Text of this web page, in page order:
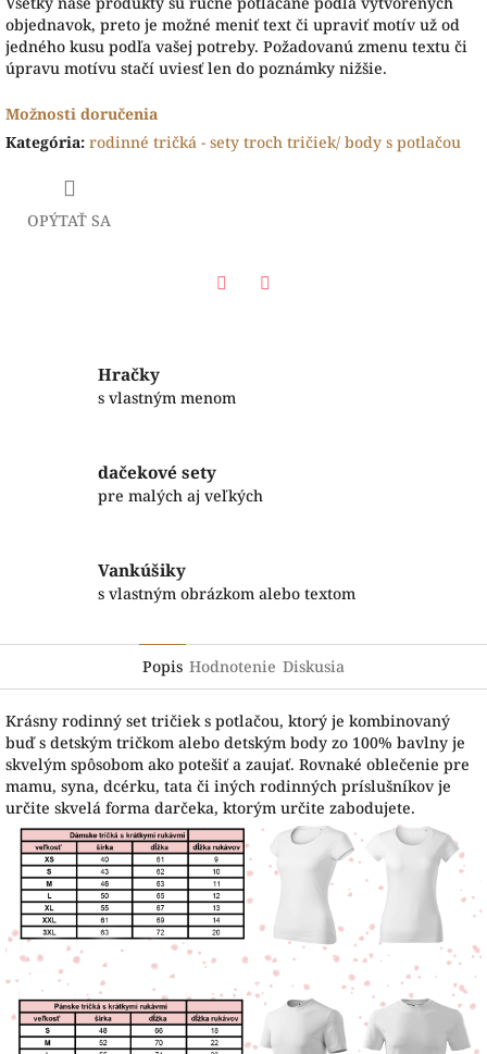
objednavok, preto je možné meniť text či upraviť motív už od
jedného kusu podľa vašej potreby. Požadovanú zmenu textu či
úpravu motívu stačí uviesť len do poznámky nižšie.
Možnosti doručenia
Kategória: rodinné tričká - sety troch tričiek/ body s potlačou
OPÝTAŤ SA
Hračky
s vlastným menom
dačekové sety
pre malých aj veľkých
Vankúšiky
s vlastným obrázkom alebo textom
Popis Hodnotenie Diskusia
Krásny rodinný set tričiek s potlačou, ktorý je kombinovaný
buď s detským tričkom alebo detským body zo 100% bavlny je
skvelým spôsobom ako potešiť a zaujať. Rovnaké oblečenie pre
mamu, syna, dcérku, tata či iných rodinných príslušníkov je
určite skvelá forma darčeka, ktorým určite zabodujete.